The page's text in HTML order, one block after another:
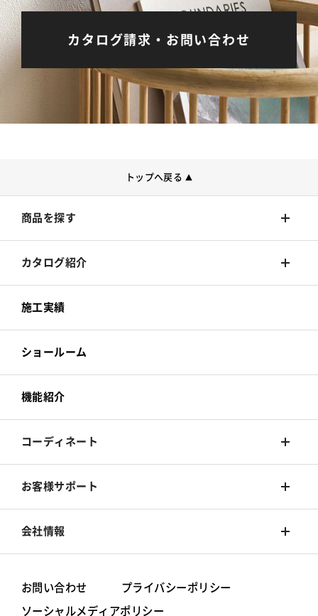
カタログ請求・お問い合わせ
トップへ戻る ▲
商品を探す
壁装材
カーテン
床材
カーペット
椅子張
カタログ紹介
壁装材
カーテン
床材
カーペット
椅子張
旧カタログ
施工実績
ショールーム
機能紹介
コーディネート
着せ替えシミュレーション
コーディネート集
お客様サポート
Q&A
会社情報
お問い合わせ プライバシーポリシー
ソーシャルメディアポリシー